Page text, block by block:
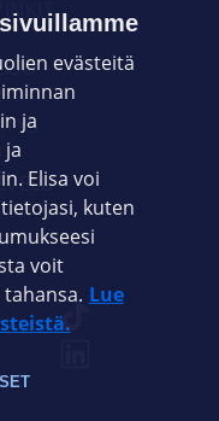
evästeitä
ja
ja
Elisa voi
kuten
voit
Lue